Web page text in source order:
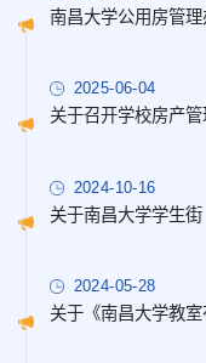
南昌大学公用房管
2025-06-04
关于召开学校房产
2024-10-16
2024-05-28
关于《南昌大学教